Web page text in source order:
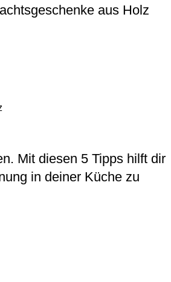
aus Holz
Mit diesen 5 Tipps hilft dir
in deiner Küche zu